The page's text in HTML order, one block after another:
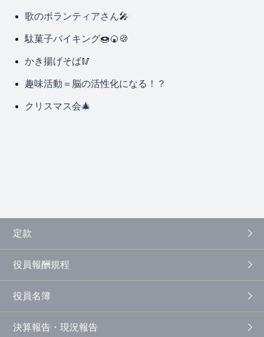
歌のボランティアさん🎤
駄菓子バイキング🍩🍘🍪
かき揚げそば🥢
趣味活動＝脳の活性化になる！？
クリスマス会🎄
定款
役員報酬規程
役員名簿
決算報告・現況報告